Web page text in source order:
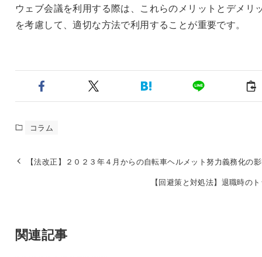
ウェブ会議を利用する際は、これらのメリットとデメリ
を考慮して、適切な方法で利用することが重要です。
コラム
【法改正】２０２３年４月からの自転車ヘルメット努力義務化の
【回避策と対処法】退職時の
関連記事